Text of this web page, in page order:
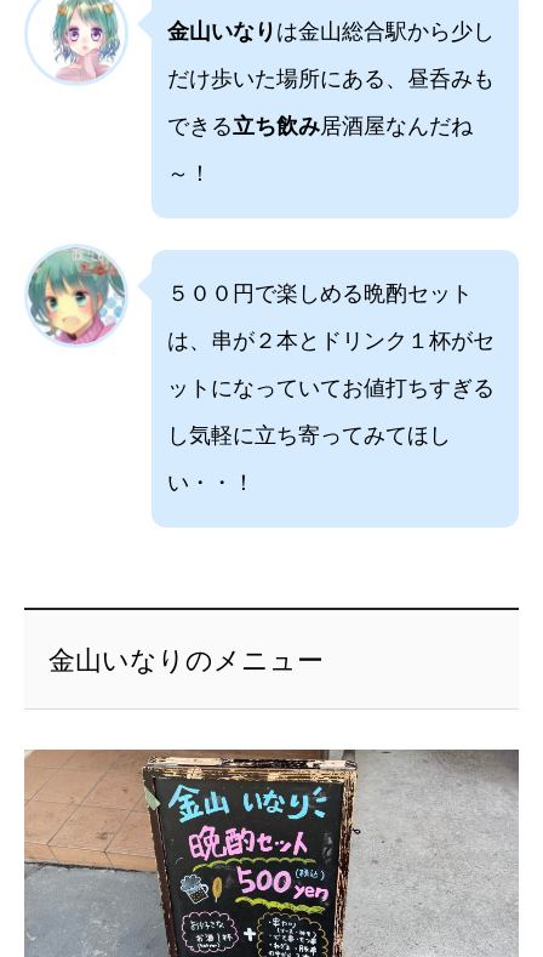
金山いなり は金山総合駅から少し
だけ歩いた場所にある、昼呑みも
できる立ち飲み居酒屋なんだね
～！
５００円で楽しめる晩酌セット
は、串が２本とドリンク１杯がセ
ットになっていてお値打ちすぎる
し気軽に立ち寄ってみてほし
い・・！
金山いなりのメニュー